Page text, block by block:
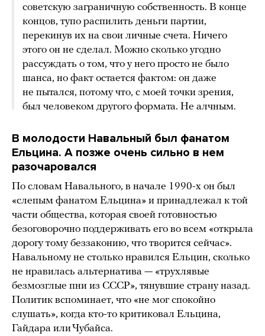
советскую заграничную собственность. В конце
концов, тупо распилить деньги партии,
перекинув их на свои личные счета. Ничего
этого он не сделал. Можно сколько угодно
рассуждать о том, что у него просто не было
шанса, но факт остается фактом: он даже
не пытался, потому что, с моей точки зрения,
был человеком другого формата. Не алчным.
В молодости Навальный был фанатом
Ельцина. А позже очень сильно в нем
разочаровался
По словам Навального, в начале 1990-х он был
«слепым фанатом Ельцина» и принадлежал к той
части общества, которая своей готовностью
безоговорочно поддерживать его во всем «открыла
дорогу тому беззаконию, что творится сейчас».
Навальному не столько нравился Ельцин, сколько
не нравилась альтернатива — «трухлявые
безмозглые пни из СССР», тянувшие страну назад.
Политик вспоминает, что «не мог спокойно
слушать», когда кто-то критиковал Ельцина,
Гайдара или Чубайса.